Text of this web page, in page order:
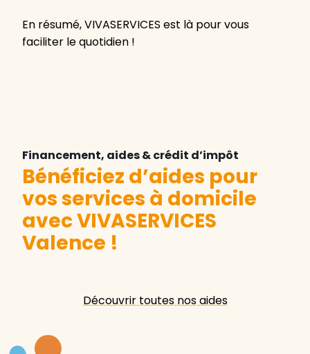
En résumé, VIVASERVICES est là pour vous
faciliter le quotidien !
Financement, aides & crédit d’impôt
Bénéficiez d’aides pour
vos services à domicile
avec VIVASERVICES
Valence !
Découvrir toutes nos aides